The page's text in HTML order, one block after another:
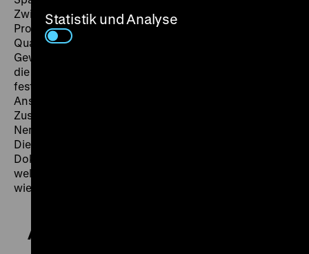
Zwischen der geplanten Modernisierung der
Produktion, dem Besuch des Ministers, notwendigen
Qualifikationen und der Wahl des
Gewerkschaftsvertrauensmannes entstehen Bilder,
die einerseits weitgehend ritualisierte Abläufe
festhalten, andererseits die Diskrepanz zwischen
Anspruch und Wirklichkeit in der gemeinschaftlichen
Zusammenarbeit offenlegen. Ein
Nervenzusammenbruch der Meisterin und ein
Diebstahl stellen die Brigade und damit auch das
Dokumentarfilmprojekt vor die herausfordernde Frage,
welches Bild der Wirklichkeit sich im Film letztlich
wiederfinden soll. (mg)
Alle meine Mädchen
Statistik und Analyse